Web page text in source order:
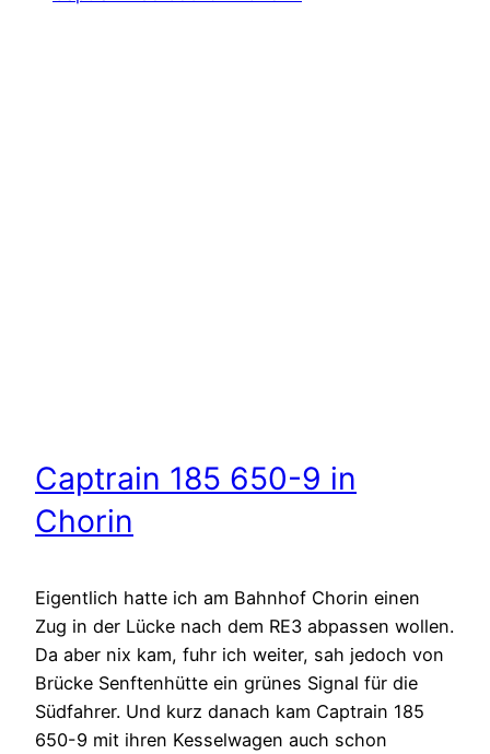
Captrain 185 650-9 in
Chorin
Eigentlich hatte ich am Bahnhof Chorin einen
Zug in der Lücke nach dem RE3 abpassen wollen.
Da aber nix kam, fuhr ich weiter, sah jedoch von
Brücke Senftenhütte ein grünes Signal für die
Südfahrer. Und kurz danach kam Captrain 185
650-9 mit ihren Kesselwagen auch schon